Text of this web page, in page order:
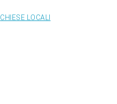
CHIESE LOCALI